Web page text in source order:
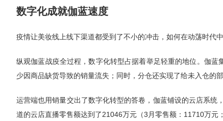
数字化成就伽蓝速度
疫情让美妆线上线下渠道都受到了不小的冲击，如何在动荡时代
纵观伽蓝战疫全过程，数字化转型占据着举足轻重的地位。伽
少因商品缺货导致的销量流失；同时，分仓还实现了给未入仓的
运营端也用销量交出了数字化转型的答卷，伽蓝铺设的云店系
道的云店直播零售额达到了21046万元（3月零售额：11710万元